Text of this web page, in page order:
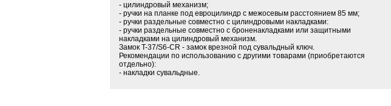
- цилиндровый механизм;
- ручки на планке под евроцилиндр с межосевым расстоянием 85 мм;
- ручки раздельные совместно с цилиндровыми накладками:
- ручки раздельные совместно с броненакладками или защитными
накладками на цилиндровый механизм.
Замок T-37/S6-CR - замок врезной под сувальдный ключ.
Рекомендации по использованию с другими товарами (приобретаются
отдельно):
- накладки сувальдные.